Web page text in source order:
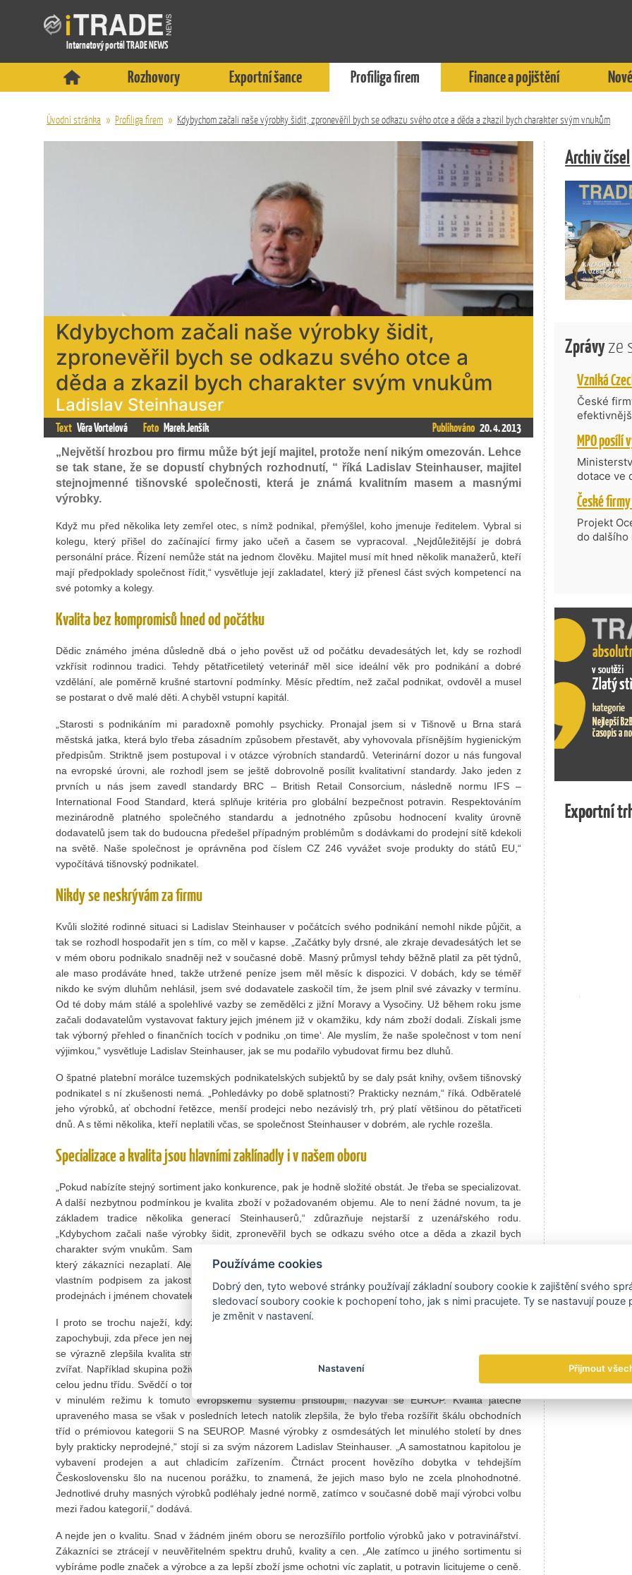
Internetový portál TRADE NEWS
Rozhovory Exportní šance Profiliga firem Finance a pojištění
Úvodní stránka » Profiliga firem » Kdybychom začali naše výrobky šidit, zpronevěřil bych se odkazu svého otce a děda a zkazil bych charakter svým vnukům
Kdybychom začali naše výrobky šidit,
zpronevěřil bych se odkazu svého otce a
děda a zkazil bych charakter svým vnukům
Ladislav Steinhauser
Text Věra Vortelová Foto Marek Jenšík Publikováno 20. 4. 2013
„Největší hrozbou pro firmu může být její majitel, protože není nikým omezován. Lehce
se tak stane, že se dopustí chybných rozhodnutí, “ říká Ladislav Steinhauser, majitel
stejnojmenné tišnovské společnosti, která je známá kvalitním masem a masnými
výrobky.
Když mu před několika lety zemřel otec, s nímž podnikal, přemýšlel, koho jmenuje ředitelem. Vybral si
kolegu, který přišel do začínající firmy jako učeň a časem se vypracoval. „Nejdůležitější je dobrá
personální práce. Řízení nemůže stát na jednom člověku. Majitel musí mít hned několik manažerů, kteří
mají předpoklady společnost řídit,“ vysvětluje její zakladatel, který již přenesl část svých kompetencí na
své potomky a kolegy.
Kvalita bez kompromisů hned od počátku
Dědic známého jména důsledně dbá o jeho pověst už od počátku devadesátých let, kdy se rozhodl
vzkřísit rodinnou tradici. Tehdy pětatřicetiletý veterinář měl sice ideální věk pro podnikání a dobré
vzdělání, ale poměrně krušné startovní podmínky. Měsíc předtím, než začal podnikat, ovdověl a musel
se postarat o dvě malé děti. A chyběl vstupní kapitál.
„Starosti s podnikáním mi paradoxně pomohly psychicky. Pronajal jsem si v Tišnově u Brna stará
městská jatka, která bylo třeba zásadním způsobem přestavět, aby vyhovovala přísnějším hygienickým
předpisům. Striktně jsem postupoval i v otázce výrobních standardů. Veterinární dozor u nás fungoval
na evropské úrovni, ale rozhodl jsem se ještě dobrovolně posílit kvalitativní standardy. Jako jeden z
prvních u nás jsem zavedl standardy BRC – British Retail Consorcium, následně normu IFS –
International Food Standard, která splňuje kritéria pro globální bezpečnost potravin. Respektováním
mezinárodně platného společného standardu a jednotného způsobu hodnocení kvality úrovně
dodavatelů jsem tak do budoucna předešel případným problémům s dodávkami do prodejní sítě kdekoli
na světě. Naše společnost je oprávněna pod číslem CZ 246 vyvážet svoje produkty do států EU,“
vypočítává tišnovský podnikatel.
Nikdy se neskrývám za firmu
Kvůli složité rodinné situaci si Ladislav Steinhauser v počátcích svého podnikání nemohl nikde půjčit, a
tak se rozhodl hospodařit jen s tím, co měl v kapse. „Začátky byly drsné, ale zkraje devadesátých let se
v mém oboru podnikalo snadněji než v současné době. Masný průmysl tehdy běžně platil za pět týdnů,
ale maso prodáváte hned, takže utržené peníze jsem měl měsíc k dispozici. V dobách, kdy se téměř
nikdo ke svým dluhům nehlásil, jsem své dodavatele zaskočil tím, že jsem plnil své závazky v termínu.
Od té doby mám stálé a spolehlivé vazby se zemědělci z jižní Moravy a Vysočiny. Už během roku jsme
začali dodavatelům vystavovat faktury jejich jménem již v okamžiku, kdy nám zboží dodali. Získali jsme
tak výborný přehled o finančních tocích v podniku ‚on time‘. Ale myslím, že naše společnost v tom není
výjimkou,“ vysvětluje Ladislav Steinhauser, jak se mu podařilo vybudovat firmu bez dluhů.
O špatné platební morálce tuzemských podnikatelských subjektů by se daly psát knihy, ovšem tišnovský
podnikatel s ní zkušenosti nemá. „Pohledávky po době splatnosti? Prakticky neznám,“ říká. Odběratelé
jeho výrobků, ať obchodní řetězce, menší prodejci nebo nezávislý trh, prý platí většinou do pětatřiceti
dnů. A s těmi několika, kteří neplatili včas, se společnost Steinhauser v dobrém, ale rychle rozešla.
Specializace a kvalita jsou hlavními zaklínadly i v našem oboru
„Pokud nabízíte stejný sortiment jako konkurence, pak je hodně složité obstát. Je třeba se specializovat.
A další nezbytnou podmínkou je kvalita zboží v požadovaném objemu. Ale to není žádné novum, ta je
základem tradice několika generací Steinhauserů,“ zdůrazňuje nejstarší z uzenářského rodu.
„Kdybychom začali naše výrobky šidit, zpronevěřil bych se odkazu svého otce a děda a zkazil bych
charakter svým vnukům. Samozřejmě, že nemůžete dodávat do sítě mercedes se sklápěcí střechou,
který zákazníci nezaplatí. Ale kvalita musí odpovídat ceně,“ svěřuje se podnikatel, který denně ručí
vlastním podpisem za jakost čtyřiceti tun masa a uzenin označených názvem výrobce, na svých
prodejnách i jménem chovatele konkrétního kusu dobytka.
I proto se trochu naježí, když, ovlivněna kauzami nekvalitních polských potravin a koňského masa,
zapochybuji, zda přece jen nejsme s kvalitou potravin oproti minulosti na štíru. „Za posledních dvacet let
se výrazně zlepšila kvalita strojů, zařízení, přísad, obalů, úroveň hygieny a v neposlední řadě kvalita
zvířat. Například skupina poživatelných, tzn. bezvadných, prasat se za posledních deset let posunula o
celou jednu třídu. Svědčí o tom systém hodnocení jakosti poražených hospodářských zvířat. Když jsme
v minulém režimu k tomuto evropskému systému přistoupili, nazýval se EUROP. Kvalita jatečně
upraveného masa se však v posledních letech natolik zlepšila, že bylo třeba rozšířit škálu obchodních
tříd o prémiovou kategorii S na SEUROP. Masné výrobky z osmdesátých let minulého století by dnes
byly prakticky neprodejné,“ stojí si za svým názorem Ladislav Steinhauser. „A samostatnou kapitolou je
vybavení prodejen a aut chladicím zařízením. Čtrnáct procent hovězího dobytka v tehdejším
Československu šlo na nucenou porážku, to znamená, že jejich maso bylo ne zcela plnohodnotné.
Jednotlivé druhy masných výrobků podléhaly jedné normě, zatímco v současné době mají výrobci volbu
mezi řadou kategorií,“ dodává.
A nejde jen o kvalitu. Snad v žádném jiném oboru se nerozšířilo portfolio výrobků jako v potravinářství.
Zákazníci se ztrácejí v neuvěřitelném spektru druhů, kvality a cen. „Ale zatímco u jiného sortimentu si
vybíráme podle značek a výrobce a za lepší zboží jsme ochotni víc zaplatit, u potravin licitujeme o ceně.
Archiv čísel
Zprávyze
České
nabídne
zahraniční
dotace ve
Transfer,
Částkou
umělé
do
Projekt
do dalšího
prosazují
nejen
příběh.
Exportní
Exportní
Používáme cookies
Dobrý den, tyto webové stránky používají základní soubory cookie k zajištění svého
sledovací soubory cookie k pochopení toho, jak s nimi pracujete. Ty se nastavují pouze
je změnit v nastavení.
Nastavení Přijmout